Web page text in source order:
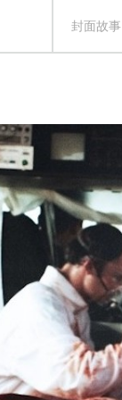
封面故事